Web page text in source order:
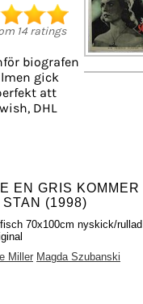
14 ratings
biografen
gick
att
DHL
EN GRIS KOMMER
STAN (1998)
70x100cm nyskick/rullad
Miller Magda Szubanski